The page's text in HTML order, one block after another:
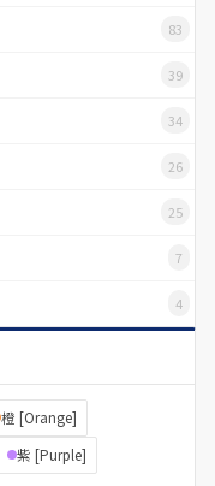
83
39
34
26
25
7
4
橙 [Orange]
紫 [Purple]